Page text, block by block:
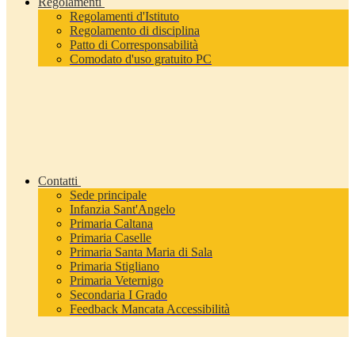
Regolamenti d'Istituto
Regolamento di disciplina
Patto di Corresponsabilità
Comodato d'uso gratuito PC
Contatti
Sede principale
Infanzia Sant'Angelo
Primaria Caltana
Primaria Caselle
Primaria Santa Maria di Sala
Primaria Stigliano
Primaria Veternigo
Secondaria I Grado
Feedback Mancata Accessibilità